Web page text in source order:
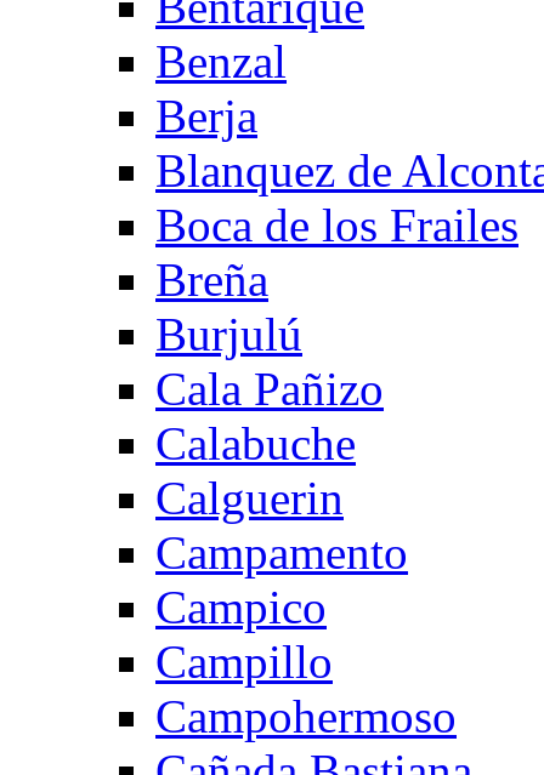
Benzal
Berja
Blanquez de
Boca de los Frailes
Breña
Burjulú
Cala Pañizo
Calabuche
Calguerin
Campamento
Campico
Campillo
Campohermoso